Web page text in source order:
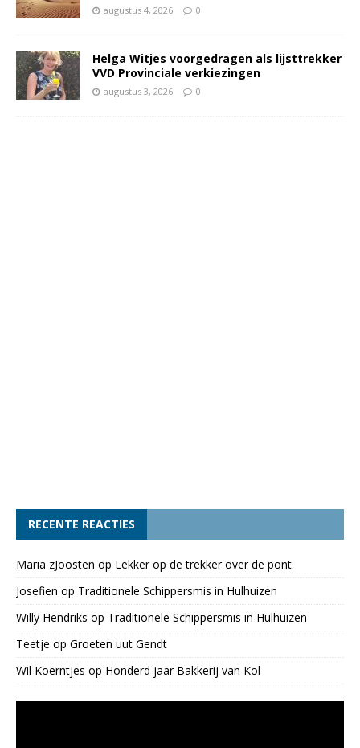
augustus 4, 2026 0
Helga Witjes voorgedragen als lijsttrekker
VVD Provinciale verkiezingen
augustus 3, 2026 0
RECENTE REACTIES
Maria zJoosten op Lekker op de trekker over de pont
Josefien op Traditionele Schippersmis in Hulhuizen
Willy Hendriks op Traditionele Schippersmis in Hulhuizen
Teetje op Groeten uut Gendt
Wil Koerntjes op Honderd jaar Bakkerij van Kol